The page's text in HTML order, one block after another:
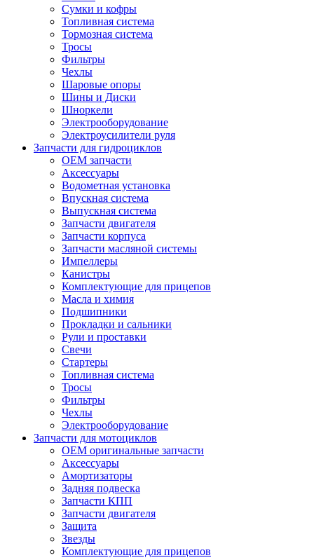
Сумки и кофры
Топливная система
Тормозная система
Тросы
Фильтры
Чехлы
Шаровые опоры
Шины и Диски
Шноркели
Электрооборудование
Электроусилители руля
Запчасти для гидроциклов
OEM запчасти
Аксессуары
Водометная установка
Впускная система
Выпускная система
Запчасти двигателя
Запчасти корпуса
Запчасти масляной системы
Импеллеры
Канистры
Комплектующие для прицепов
Масла и химия
Подшипники
Прокладки и сальники
Рули и проставки
Свечи
Стартеры
Топливная система
Тросы
Фильтры
Чехлы
Электрооборудование
Запчасти для мотоциклов
OEM оригинальные запчасти
Аксессуары
Амортизаторы
Задняя подвеска
Запчасти КПП
Запчасти двигателя
Защита
Звезды
Комплектующие для прицепов